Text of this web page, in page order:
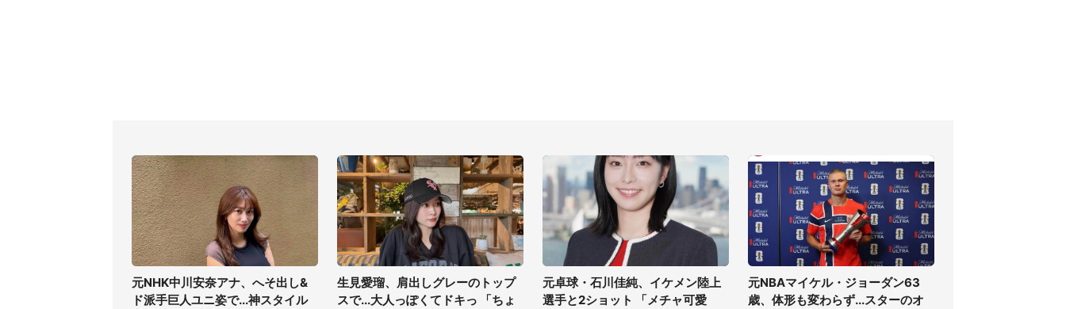
元NHK中川安奈アナ、へそ出し&
ド派手巨人ユニ姿で...神スタイル
生見愛瑠、肩出しグレーのトップ
スで...大人っぽくてドキっ 「ちょ
元卓球・石川佳純、イケメン陸上
選手と2ショット 「メチャ可愛
元NBAマイケル・ジョーダン63
歳、体形も変わらず...スターのオ